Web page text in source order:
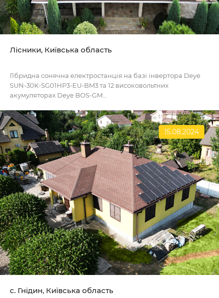
Лісники, Київська область
Гібридна сонячна електростанція на базі інвертора Deye
SUN-30K-SG01HP3-EU-BM3 та 12 високовольтних
акумуляторах Deye BOS-GM...
15.08.2024
с. Гнідин, Київська область